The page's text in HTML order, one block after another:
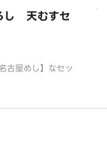
し 天むすセ
古屋めし】なセッ